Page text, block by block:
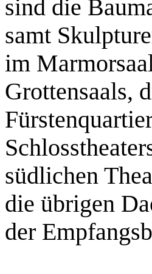
sind die
samt
im
Grottensaals,
südlichen
die übrigen
der